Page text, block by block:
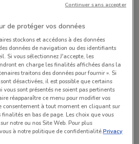
ce magasin
de protéger vos données
stockons et accédons à des données
données de navigation ou des identifiants
Si vous sélectionnez J'accepte, les
en charge les finalités affichées dans la
traitons des données pour fournir ». Si
désactivées, il est possible que certains
vous sont présentés ne soient pas pertinents
réapparaître ce menu pour modifier vos
consentement à tout moment en cliquant sur
en bas de page. Les choix que vous
notre ou nos Site Web. Pour plus
à notre politique de confidentialité.Privacy
Continuer sans accepter